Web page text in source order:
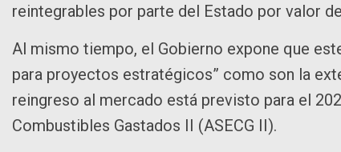
reintegrables por parte del Estado por valor
Al mismo tiempo, el Gobierno expone que
para proyectos estratégicos” como son la
reingreso al mercado está previsto para el
Combustibles Gastados II (ASECG II).